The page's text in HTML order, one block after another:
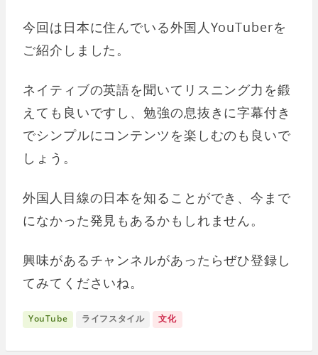
今回は日本に住んでいる外国人YouTuberを
ご紹介しました。
ネイティブの英語を聞いてリスニング力を鍛
えても良いですし、勉強の息抜きに字幕付き
でシンプルにコンテンツを楽しむのも良いで
しょう。
外国人目線の日本を知ることができ、今まで
になかった発見もあるかもしれません。
興味があるチャンネルがあったらぜひ登録し
てみてくださいね。
YouTube ライフスタイル 文化